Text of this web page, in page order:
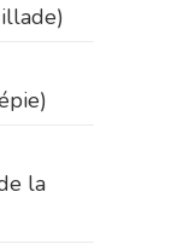
la